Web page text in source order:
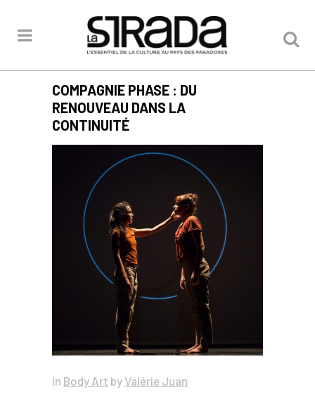
COMPAGNIE PHASE : DU
RENOUVEAU DANS LA
CONTINUITÉ
in Body Art by Valérie Juan